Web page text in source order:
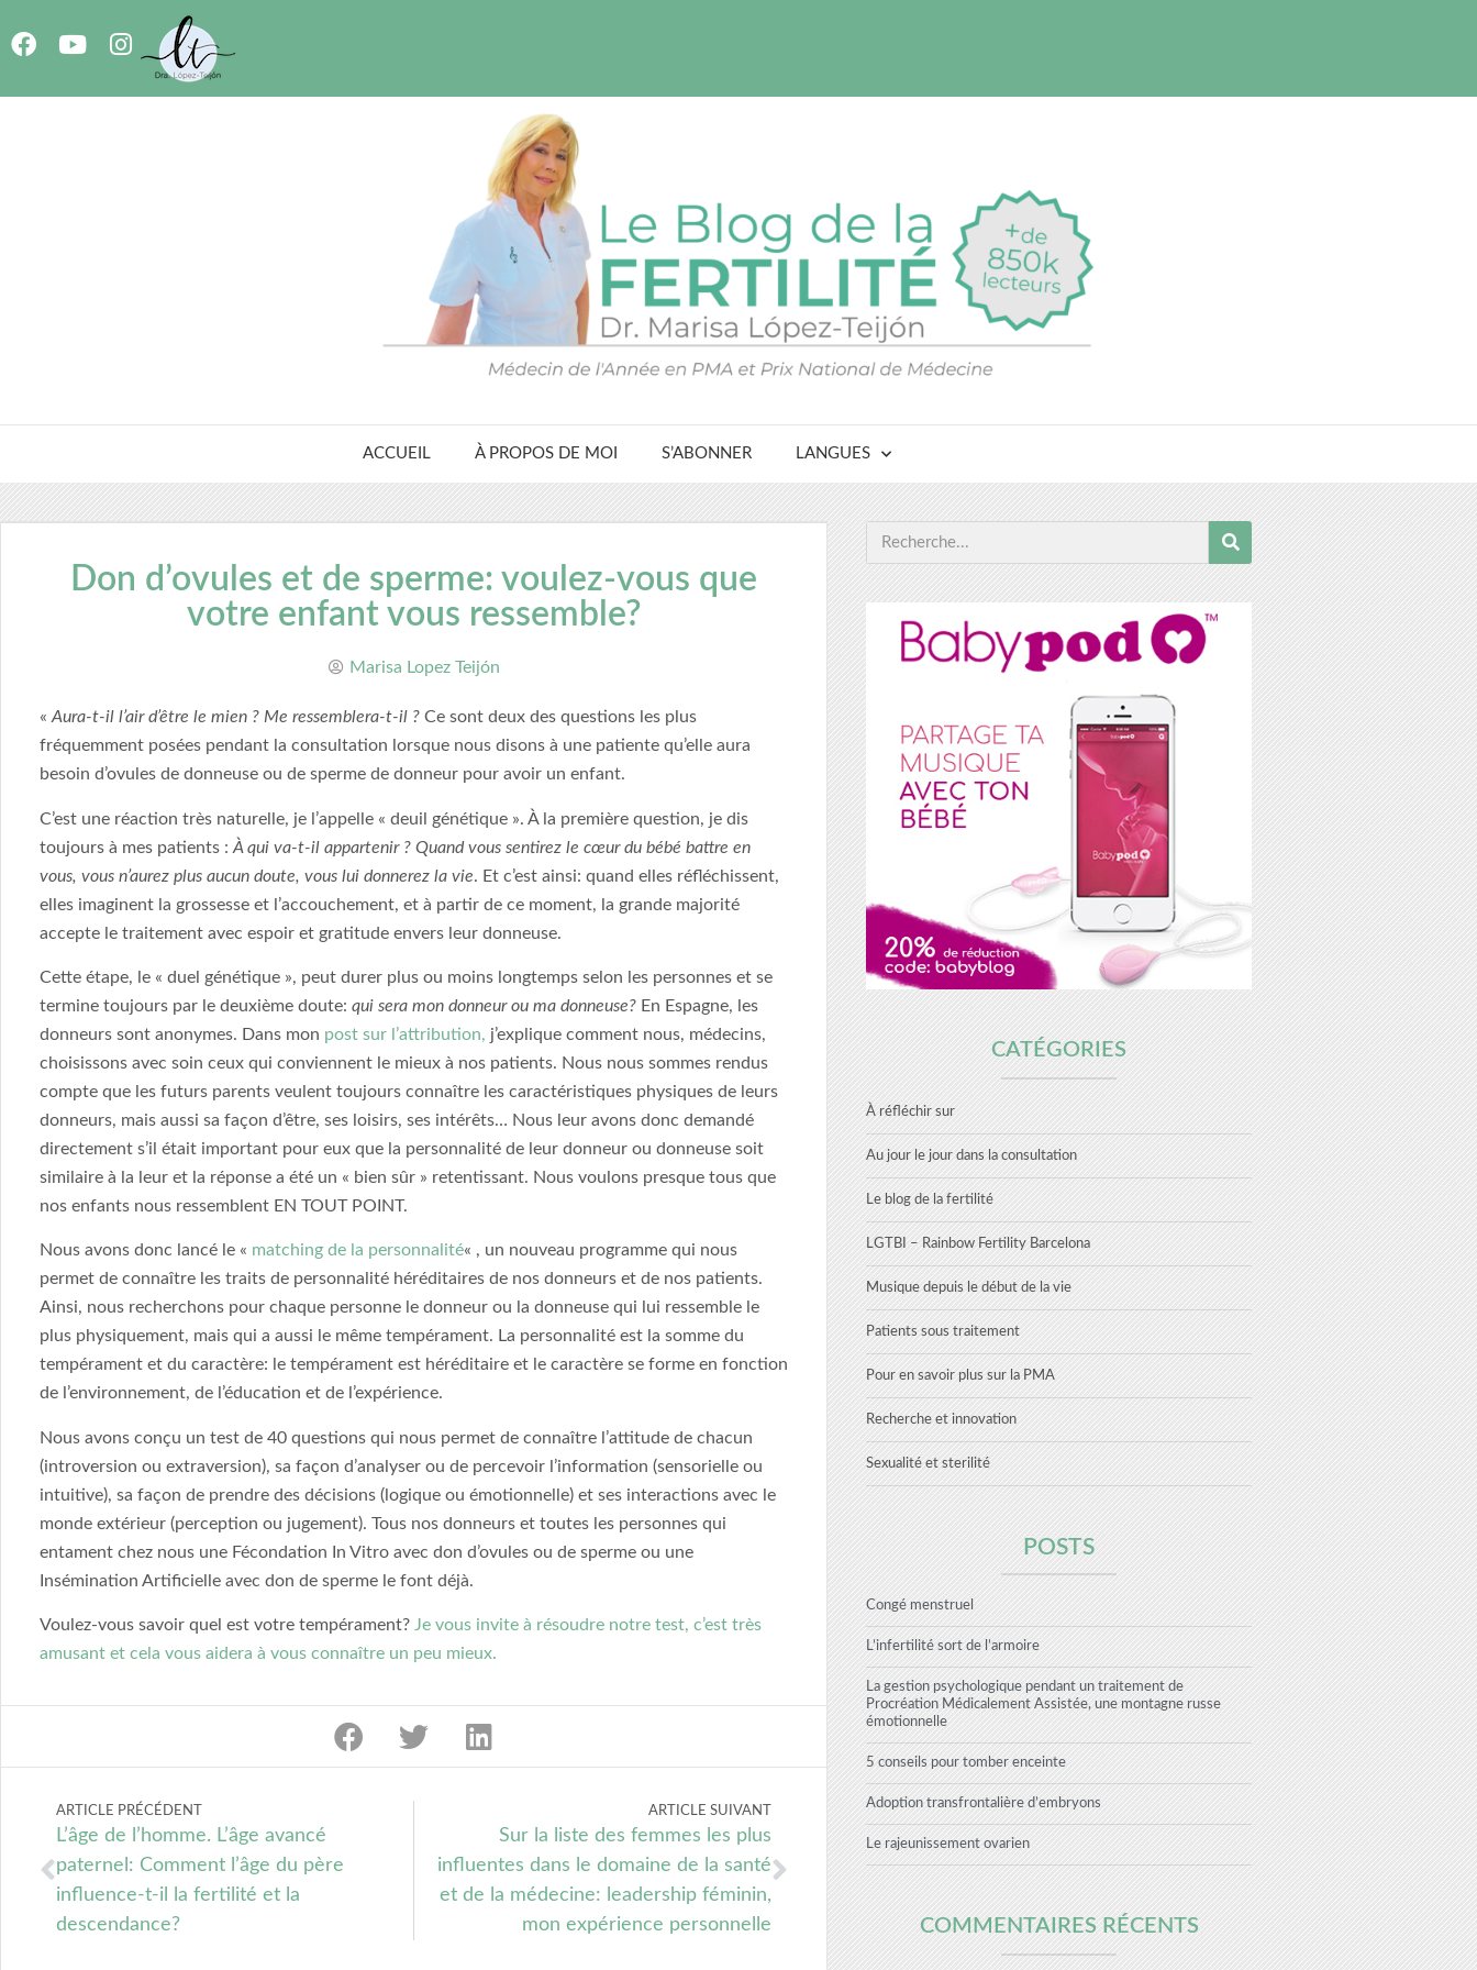
ACCUEIL À PROPOS DE MOI S’ABONNER LANGUES
Don d’ovules et de sperme: voulez-vous que
votre enfant vous ressemble?
Marisa Lopez Teijón
« Aura-t-il l’air d’être le mien ? Me ressemblera-t-il ? Ce sont deux des questions les plus
fréquemment posées pendant la consultation lorsque nous disons à une patiente qu’elle aura
besoin d’ovules de donneuse ou de sperme de donneur pour avoir un enfant.
C’est une réaction très naturelle, je l’appelle « deuil génétique ». À la première question, je dis
toujours à mes patients : À qui va-t-il appartenir ? Quand vous sentirez le cœur du bébé battre en
vous, vous n’aurez plus aucun doute, vous lui donnerez la vie. Et c’est ainsi: quand elles réfléchissent,
elles imaginent la grossesse et l’accouchement, et à partir de ce moment, la grande majorité
accepte le traitement avec espoir et gratitude envers leur donneuse.
Cette étape, le « duel génétique », peut durer plus ou moins longtemps selon les personnes et se
termine toujours par le deuxième doute: qui sera mon donneur ou ma donneuse? En Espagne, les
donneurs sont anonymes. Dans mon post sur l’attribution, j’explique comment nous, médecins,
choisissons avec soin ceux qui conviennent le mieux à nos patients. Nous nous sommes rendus
compte que les futurs parents veulent toujours connaître les caractéristiques physiques de leurs
donneurs, mais aussi sa façon d’être, ses loisirs, ses intérêts… Nous leur avons donc demandé
directement s’il était important pour eux que la personnalité de leur donneur ou donneuse soit
similaire à la leur et la réponse a été un « bien sûr » retentissant. Nous voulons presque tous que
nos enfants nous ressemblent EN TOUT POINT.
Nous avons donc lancé le « matching de la personnalité« , un nouveau programme qui nous
permet de connaître les traits de personnalité héréditaires de nos donneurs et de nos patients.
Ainsi, nous recherchons pour chaque personne le donneur ou la donneuse qui lui ressemble le
plus physiquement, mais qui a aussi le même tempérament. La personnalité est la somme du
tempérament et du caractère: le tempérament est héréditaire et le caractère se forme en fonction
de l’environnement, de l’éducation et de l’expérience.
Nous avons conçu un test de 40 questions qui nous permet de connaître l’attitude de chacun
(introversion ou extraversion), sa façon d’analyser ou de percevoir l’information (sensorielle ou
intuitive), sa façon de prendre des décisions (logique ou émotionnelle) et ses interactions avec le
monde extérieur (perception ou jugement). Tous nos donneurs et toutes les personnes qui
entament chez nous une Fécondation In Vitro avec don d’ovules ou de sperme ou une
Insémination Artificielle avec don de sperme le font déjà.
Voulez-vous savoir quel est votre tempérament? Je vous invite à résoudre notre test, c’est très
amusant et cela vous aidera à vous connaître un peu mieux.
ARTICLE PRÉCÉDENT
L’âge de l’homme. L’âge avancé
paternel: Comment l’âge du père
influence-t-il la fertilité et la
descendance?
ARTICLE SUIVANT
Sur la liste des femmes les plus
influentes dans le domaine de la santé
et de la médecine: leadership féminin,
mon expérience personnelle
CATÉGORIES
À réfléchir sur
Au jour le jour dans la consultation
Le blog de la fertilité
LGTBI – Rainbow Fertility Barcelona
Musique depuis le début de la vie
Patients sous traitement
Pour en savoir plus sur la PMA
Recherche et innovation
Sexualité et sterilité
POSTS
Congé menstruel
L’infertilité sort de l’armoire
La gestion psychologique pendant un traitement de
Procréation Médicalement Assistée, une montagne russe
émotionnelle
5 conseils pour tomber enceinte
Adoption transfrontalière d’embryons
Le rajeunissement ovarien
COMMENTAIRES RÉCENTS